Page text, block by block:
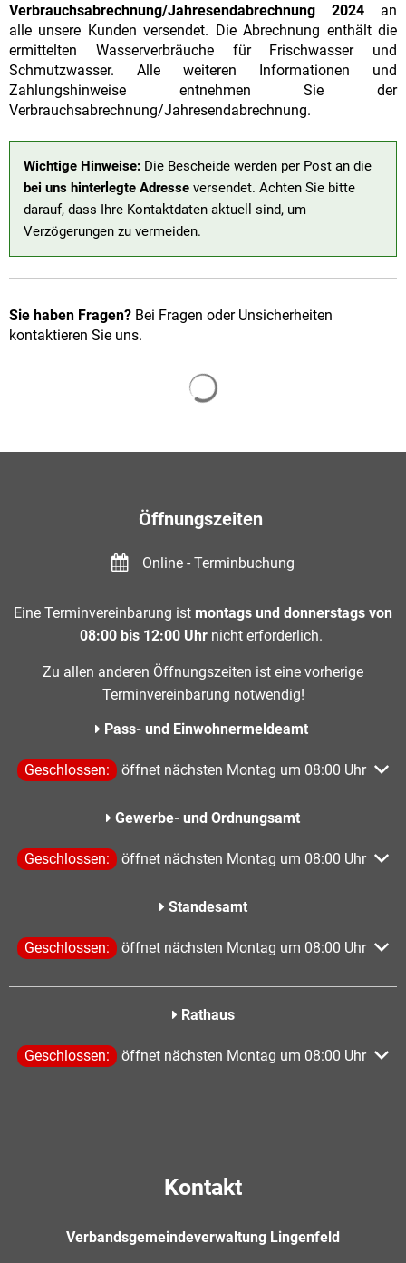
Verbrauchsabrechnung/Jahresendabrechnung 2024 an
alle unsere Kunden versendet. Die Abrechnung enthält die
ermittelten Wasserverbräuche für Frischwasser und
Schmutzwasser. Alle weiteren Informationen und
Zahlungshinweise entnehmen Sie der
Verbrauchsabrechnung/Jahresendabrechnung.
Wichtige Hinweise: Die Bescheide werden per Post an die
bei uns hinterlegte Adresse versendet. Achten Sie bitte
darauf, dass Ihre Kontaktdaten aktuell sind, um
Verzögerungen zu vermeiden.
Sie haben Fragen? Bei Fragen oder Unsicherheiten
kontaktieren Sie uns.
Öffnungszeiten
Online - Terminbuchung
Eine Terminvereinbarung ist montags und donnerstags von
08:00 bis 12:00 Uhr nicht erforderlich.
Zu allen anderen Öffnungszeiten ist eine vorherige
Terminvereinbarung notwendig!
Pass- und Einwohnermeldeamt
Klicken, um weitere Öffnungs- oder Schließzeiten
Geschlossen: öffnet nächsten Montag um 08:00 Uhr
Gewerbe- und Ordnungsamt
Klicken, um weitere Öffnungs- oder Schließzeiten
Geschlossen: öffnet nächsten Montag um 08:00 Uhr
Standesamt
Klicken, um weitere Öffnungs- oder Schließzeiten
Geschlossen: öffnet nächsten Montag um 08:00 Uhr
Rathaus
Klicken, um weitere Öffnungs- oder Schließzeiten
Geschlossen: öffnet nächsten Montag um 08:00 Uhr
Kontakt
Verbandsgemeindeverwaltung Lingenfeld